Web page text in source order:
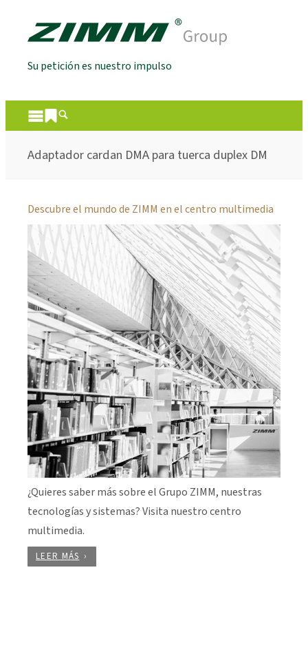
Su petición es nuestro impulso
Adaptador cardan DMA para tuerca duplex DM
Descubre el mundo de ZIMM en el centro multimedia
¿Quieres saber más sobre el Grupo ZIMM, nuestras
tecnologías y sistemas? Visita nuestro centro
multimedia.
LEER MÁS